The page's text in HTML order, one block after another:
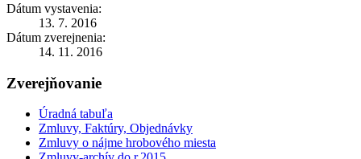
Dátum vystavenia:
13. 7. 2016
Dátum zverejnenia:
14. 11. 2016
Zverejňovanie
Úradná tabuľa
Zmluvy, Faktúry, Objednávky
Zmluvy o nájme hrobového miesta